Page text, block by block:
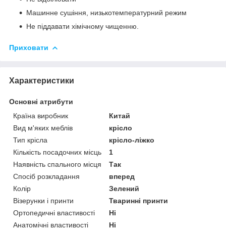
Машинне сушіння, низькотемпературний режим
Не піддавати хімічному чищенню.
Приховати
Характеристики
Основні атрибути
Країна виробник
Китай
Вид м'яких меблів
крісло
Тип крісла
крісло-ліжко
Кількість посадочних місць
1
Наявність спального місця
Так
Спосіб розкладання
вперед
Колір
Зелений
Візерунки і принти
Тваринні принти
Ортопедичні властивості
Ні
Анатомічні властивості
Ні